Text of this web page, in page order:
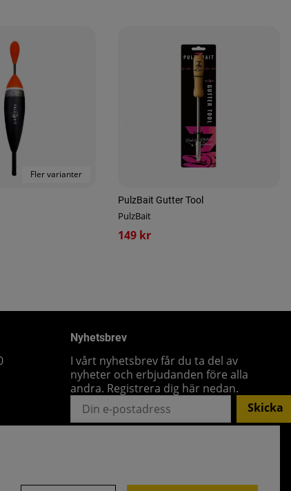
Fler varianter
PulzBait Gutter Tool
PulzBait
149 kr
Nyhetsbrev
I vårt nyhetsbrev får du ta del av
nyheter och erbjudanden före alla
andra. Registrera dig här nedan.
Skicka